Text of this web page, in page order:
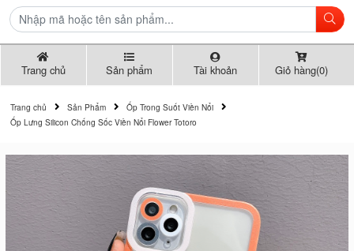
Trang chủ Sản phẩm Tài khoản Giỏ hàng(0)
Trang chủ Sản Phẩm
Ốp Trong Suốt Viền Nổi
Ốp Lưng Silicon Chống Sốc Viền Nổi Flower Totoro